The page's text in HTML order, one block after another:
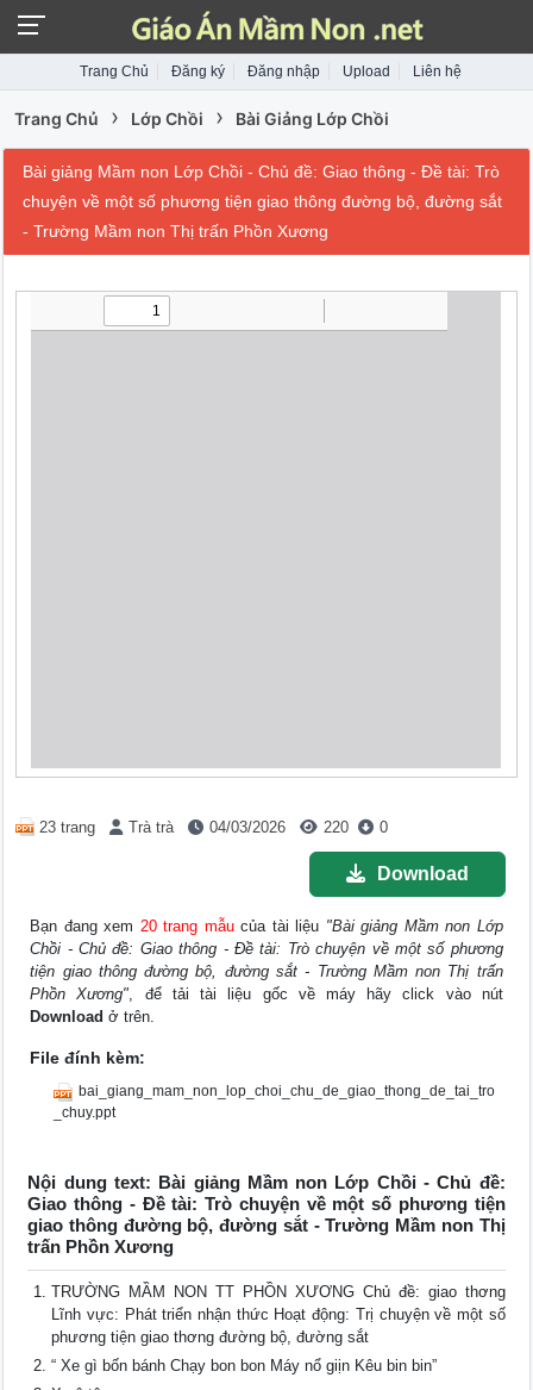
Trang Chủ Đăng ký Đăng nhập Upload Liên hệ
Trang Chủ › Lớp Chồi › Bài Giảng Lớp Chồi
Bài giảng Mầm non Lớp Chồi - Chủ đề: Giao thông - Đề tài: Trò
chuyện về một số phương tiện giao thông đường bộ, đường sắt
- Trường Mầm non Thị trấn Phồn Xương
23 trang Trà trà 04/03/2026 220 0
Download
Bạn đang xem 20 trang mẫucủa tài liệu "Bài giảng Mầm non Lớp
Chồi - Chủ đề: Giao thông - Đề tài: Trò chuyện về một số phương
tiện giao thông đường bộ, đường sắt - Trường Mầm non Thị trấn
Phồn Xương", để tải tài liệu gốc về máy hãy click vào nút
Download ở trên.
File đính kèm:
bai_giang_mam_non_lop_choi_chu_de_giao_thong_de_tai_tro
_chuy.ppt
Nội dung text: Bài giảng Mầm non Lớp Chồi - Chủ đề:
Giao thông - Đề tài: Trò chuyện về một số phương tiện
giao thông đường bộ, đường sắt - Trường Mầm non Thị
trấn Phồn Xương
TRƯỜNG MẦM NON TT PHỒN XƯƠNG Chủ đề: giao thơng
Lĩnh vực: Phát triển nhận thức Hoạt động: Trị chuyện về một số
phương tiện giao thơng đường bộ, đường sắt
“ Xe gì bốn bánh Chạy bon bon Máy nổ giịn Kêu bin bin”